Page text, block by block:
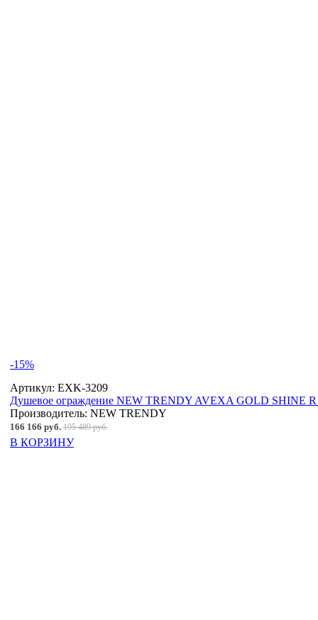
-15%
Артикул: EXK-3209
Душевое ограждение NEW TRENDY AVEXA GOLD SHINE R
Производитель: NEW TRENDY
166 166 руб. 195 489 руб.
В КОРЗИНУ